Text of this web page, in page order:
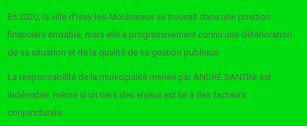
En 2020, la ville d’Issy-les-Moulineaux se trouvait dans une position
financière enviable, mais elle a progressivement connu une détérioration
de sa situation et de la qualité de sa gestion publique
La responsabilité de la municipalité menée par ANDRÉ SANTINI est
indéniable, même si un tiers des enjeux est lié à des facteurs
conjoncturels.